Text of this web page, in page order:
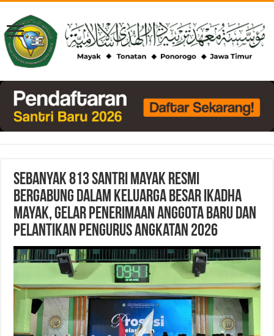
Sebanyak 813 Santri Mayak Resmi
Bergabung dalam Keluarga Besar IKADHA
Mayak, Gelar Penerimaan Anggota Baru dan
Pelantikan Pengurus Angkatan 2026